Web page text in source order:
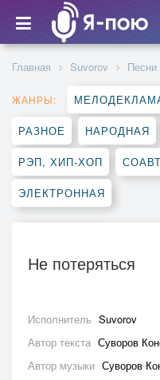
Главная Suvorov Песни
ЖАНРЫ:
РАЗНОЕ НАРОДНАЯ
РЭП, ХИП-ХОП
ЭЛЕКТРОННАЯ
Не потеряться
Исполнитель Suvorov
Автор текста Суворов
Автор музыки Суворов